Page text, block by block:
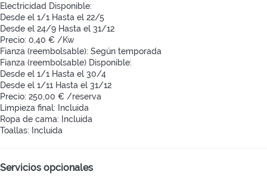
Electricidad Disponible:
Desde el 1/1 Hasta el 22/5
Desde el 24/9 Hasta el 31/12
Precio: 0,40 € /Kw
Fianza (reembolsable): Según temporada
Fianza (reembolsable) Disponible:
Desde el 1/1 Hasta el 30/4
Desde el 1/11 Hasta el 31/12
Precio: 250,00 € /reserva
Limpieza final: Incluida
Ropa de cama: Incluida
Toallas: Incluida
Servicios opcionales